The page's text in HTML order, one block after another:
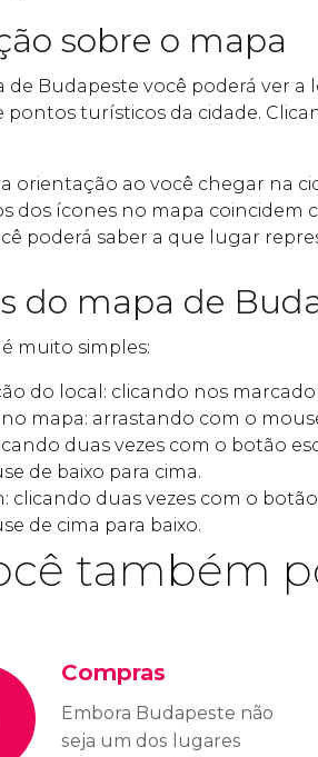
sobre o mapa
de Budapeste você poderá ver
pontos turísticos da cidade.
orientação ao você chegar na
dos ícones no mapa coincidem
poderá saber a que lugar
do mapa de
muito simples:
do local: clicando nos
mapa: arrastando com o
duas vezes com o botão
de baixo para cima.
clicando duas vezes com o
de cima para baixo.
também
Compras
Embora Budapeste não
seja um dos lugares